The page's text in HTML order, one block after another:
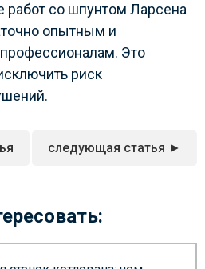
работ со шпунтом Ларсена
опытным и
Это
риск
следующая статья ►